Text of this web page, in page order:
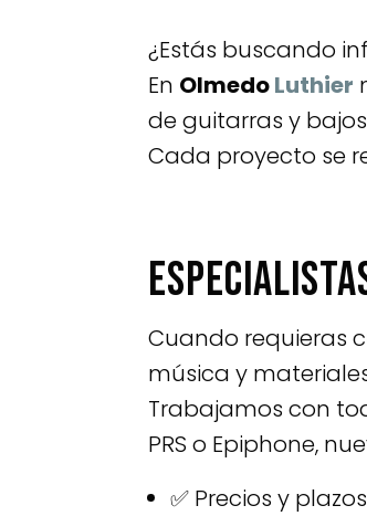
¿Estás buscando
En OlmedoLuthier
de guitarras y
Cada proyecto se
Cuando requieras
música y
Trabajamos con
PRS o Epiphone,
✅ Precios y